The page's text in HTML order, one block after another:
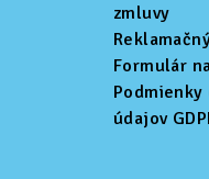
zmluvy
Formulár
Podmienky
údajov